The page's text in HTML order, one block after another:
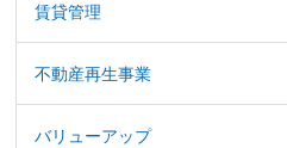
賃貸管理
不動産再生事業
バリューアップ